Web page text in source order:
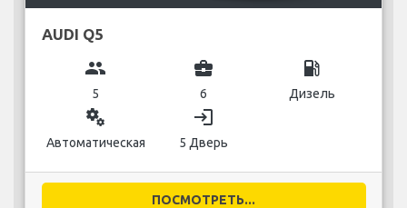
AUDI Q5
group
5
business_center
6
local_gas_station
Дизель
miscellaneous_services
Автоматическая
login
5 Дверь
ПОСМОТРЕТЬ...